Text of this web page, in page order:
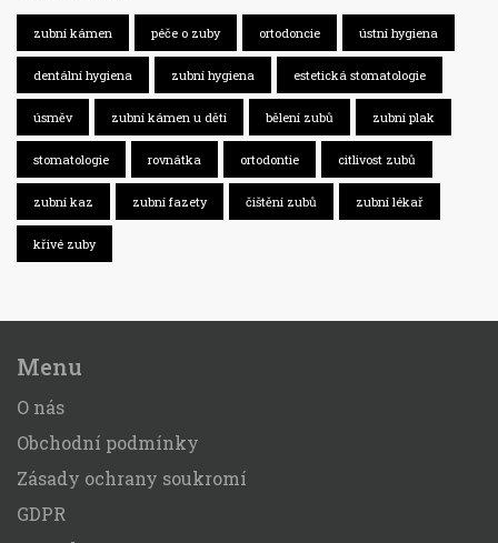
zubní kámen péče o zuby ortodoncie ústní hygiena
dentální hygiena zubní hygiena estetická stomatologie
úsměv zubní kámen u dětí bělení zubů zubní plak
stomatologie rovnátka ortodontie citlivost zubů
zubní kaz zubní fazety čištění zubů zubní lékař
křivé zuby
Menu
O nás
Obchodní podmínky
Zásady ochrany soukromí
GDPR